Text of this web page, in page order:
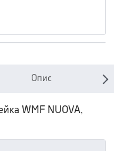
Опис
WMF NUOVA,